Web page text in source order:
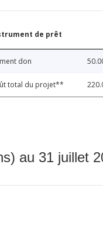
de prêt
don
total du projet**
au 31 juillet